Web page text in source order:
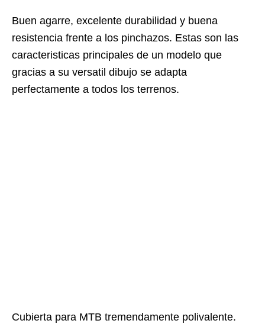
Buen agarre, excelente durabilidad y buena
resistencia frente a los pinchazos. Estas son las
caracteristicas principales de un modelo que
gracias a su versatil dibujo se adapta
perfectamente a todos los terrenos.
Cubierta para MTB tremendamente polivalente.